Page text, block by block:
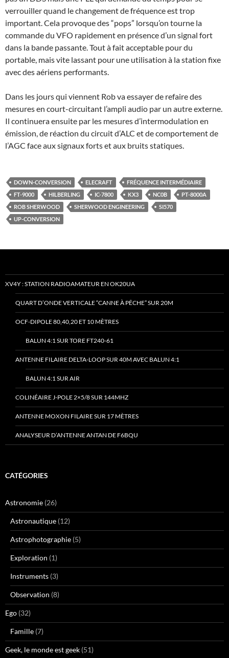
verrouiller quand le changement de fréquence est trop
important. Cela provoque des “pops” lorsqu’on tourne la
commande du VFO rapidement en présence d’un signal fort
dans la bande passante. Tout à fait acceptable pour du
portable, mais vite lassant pour une utilisation à la station fixe
avec des aériens performants.
Dans les jours qui viennent Rob va essayer de refaire des
mesures en court-circuitant l’ampli audio par un autre externe.
Il continuera ensuite par les mesures d’intermodulation en
émission, de réaction du circuit d’ALC et de comportement de
l’AGC face aux signaux forts et aux bruits statiques.
DOWN-CONVERSION ELECRAFT
FRÉQUENCE INTERMÉDIAIRE
FT-9000
HILBERLING IC-7800 KX3 NC0B
PT-8000A
ROB SHERWOOD
SHERWOOD ENGINEERING
SI570
UP-CONVERSION
XV4Y : STATION RADIOAMATEUR EN OK20UA
QUART D’ONDE VERTICALE “CANNE À PÊCHE” SUR 20M
OCF-DIPOLE 80,40,20 ET 10 MÈTRES
BALUN 4:1 SUR TORE FT240-61
ANTENNE FILAIRE DELTA-LOOP SUR 40M AVEC BALUN 4:1
BALUN 4:1 SUR AIR
COLINÉAIRE J-POLE 2×5/8 SUR 144MHZ
ANTENNE MOXON FILAIRE SUR 17 MÈTRES
ANALYSEUR D’ANTENNE ANTAN DE F6BQU
CATÉGORIES
Astronomie (26)
Astronautique (12)
Astrophotographie (5)
Exploration (1)
Instruments (3)
Observation (8)
Ego (32)
Famille (7)
Geek, le monde est geek (51)